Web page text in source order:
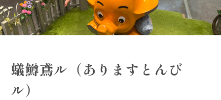
蟻鱒鳶ル（ありますとんび
ル）